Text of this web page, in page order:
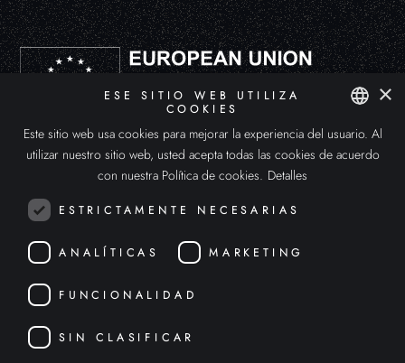
DEUSENS HYPERXPERIENCE, S.L. ha participado en el Programa de Iniciación a la Exportación ICEX-Next, y ha contado
con el apoyo de ICEX y con la cofinanciación de Fondos europeos FEDER. La finalidad de este apoyo es el desarrollo
internacional de la empresa y de su entorno.
SPANISH
×
ESE SITIO WEB UTILIZA
COOKIES
Este sitio web usa cookies para mejorar la experiencia del usuario. Al
utilizar nuestro sitio web, usted acepta todas las cookies de acuerdo
con nuestra Política de cookies. Detalles
ESTRICTAMENTE NECESARIAS
ANALÍTICAS MARKETING
FUNCIONALIDAD
SIN CLASIFICAR